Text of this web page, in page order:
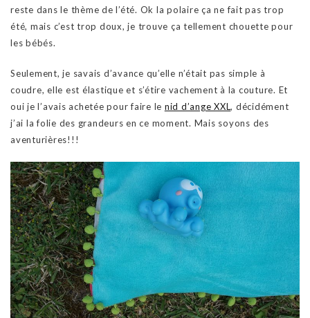
reste dans le thème de l’été. Ok la polaire ça ne fait pas trop
été, mais c’est trop doux, je trouve ça tellement chouette pour
les bébés.
Seulement, je savais d’avance qu’elle n’était pas simple à
coudre, elle est élastique et s’étire vachement à la couture. Et
oui je l’avais achetée pour faire le nid d’ange XXL, décidément
j’ai la folie des grandeurs en ce moment. Mais soyons des
aventurières!!!